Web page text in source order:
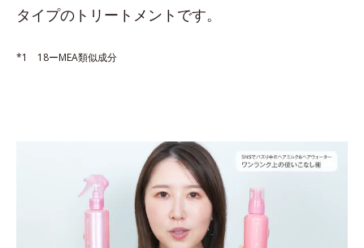
タイプのトリートメントです。
*1 18ーMEA類似成分